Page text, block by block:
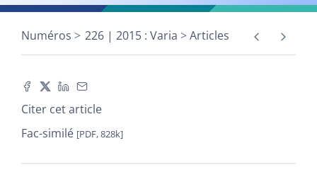
Numéros 226 | 2015 : Varia Articles
Citer cet article
Fac-similé [PDF, 828k]